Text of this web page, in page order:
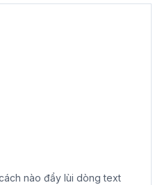
nào đẩy lùi dòng text